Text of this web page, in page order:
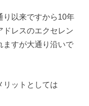
り以来ですから10年
ドレスのエクセレン
ますが大通り沿いで
リットとしては